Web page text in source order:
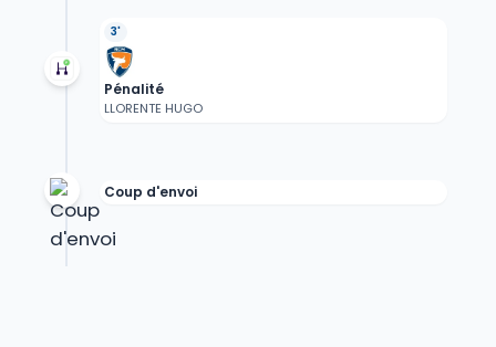
3'
Pénalité
LLORENTE HUGO
Coup d'envoi